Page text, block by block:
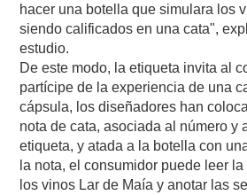
hacer una botella que simulara los
siendo calificados en una cata",
estudio.
De este modo, la etiqueta invita al
partícipe de la experiencia de una
cápsula, los diseñadores han
nota de cata, asociada al número y
etiqueta, y atada a la botella con
la nota, el consumidor puede leer
los vinos Lar de Maía y anotar las